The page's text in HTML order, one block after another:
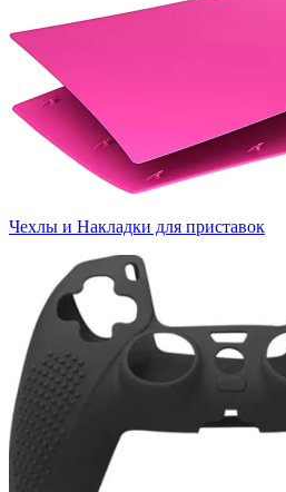
Чехлы и Накладки для приставок